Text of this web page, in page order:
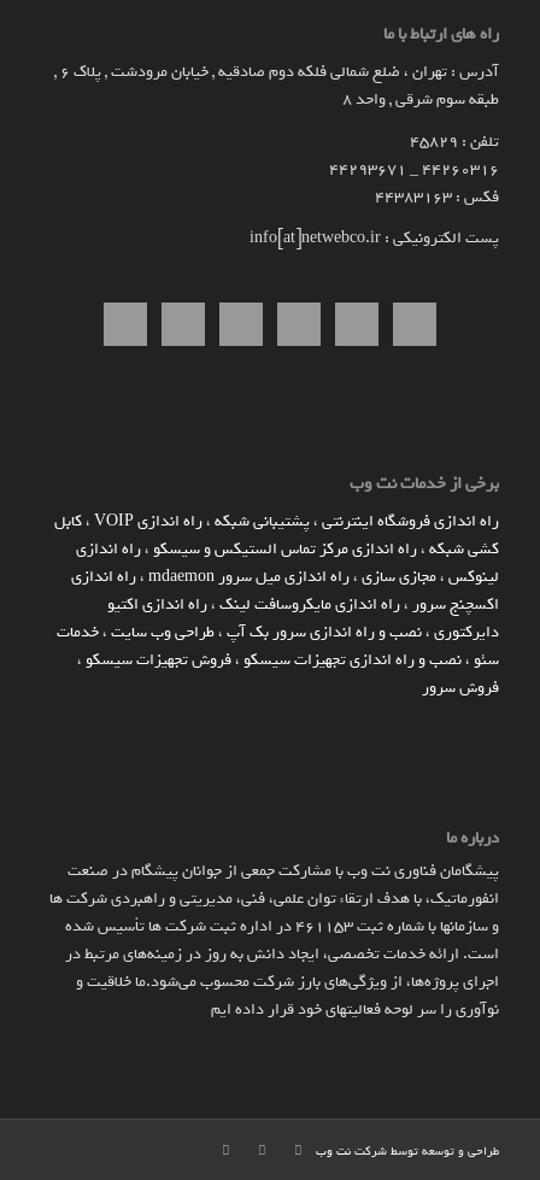
راه های ارتباط با ما
آدرس : تهران ، ضلع شمالی فلکه دوم صادقیه , خیابان مرودشت , پلاک ۶ ,
طبقه سوم شرقی , واحد ۸
تلفن : 45829
۴۴۲۶۰۳۱۶ _ 44293671
فکس : 44383163
پست الکترونیکی : info[at]netwebco.ir
برخی از خدمات نت وب
راه اندازي فروشگاه اينترنتي،پشتیبانی شبکه،راه اندازی VOIP ،کابل
کشی شبکه،راه اندازی مرکز تماس الستیکس و سیسکو،راه اندازی
لینوکس،مجازی سازی،راه اندازی میل سرور mdaemon ،راه اندازی
اکسچنج سرور،راه اندازی مایکروسافت لینک،راه اندازی اکتیو
دایرکتوری،نصب و راه اندازی سرور بک آپ،طراحی وب سایت،خدمات
سئو،نصب و راه اندازی تجهیزات سیسکو،فروش تجهیزات سیسکو،
فروش سرور
درباره ما
پیشگامان فناوری نت وب با مشارکت جمعی از جوانان پیشگام در صنعت
انفورماتیک، با هدف ارتقاء توان علمی، فنی، مدیریتی و راهبردی شرکت ها
و سازمان­ها با شماره ثبت 461153 در اداره ثبت شرکت ها تأسیس شده
است. ارائه خدمات تخصصی، ایجاد دانش به‌ روز در زمینه‌های مرتبط در
اجرای پروژه‌ها، از ویژگی‌های بارز شرکت محسوب می‌شود.ما خلاقیت و
نوآوری را سر لوحه فعالیتهای خود قرار داده ایم
طراحی و توسعه توسط شرکتنت وب